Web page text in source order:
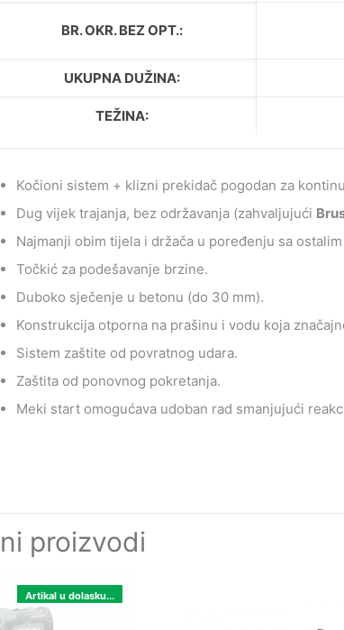
BR. OKR. BEZ OPT.:
UKUPNA DUŽINA:
TEŽINA:
Kočioni sistem + klizni prekidač pogodan za
Dug vijek trajanja, bez održavanja (zahvaljujući
Najmanji obim tijela i držača u poređenju sa
Točkić za podešavanje brzine.
Duboko sječenje u betonu (do 30 mm).
Konstrukcija otporna na prašinu i vodu koja
Sistem zaštite od povratnog udara.
Zaštita od ponovnog pokretanja.
Meki start omogućava udoban rad smanjujući
proizvodi
Artikal u dolasku...